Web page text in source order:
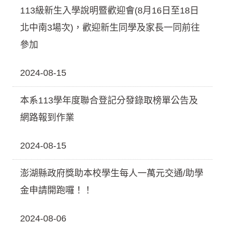
113級新生入學說明暨歡迎會(8月16日至18日
北中南3場次)，歡迎新生同學及家長一同前往
參加
2024-08-15
本系113學年度聯合登記分發錄取榜單公告及
網路報到作業
2024-08-15
澎湖縣政府獎助本校學生每人一萬元交通/助學
金申請開跑囉！！
2024-08-06